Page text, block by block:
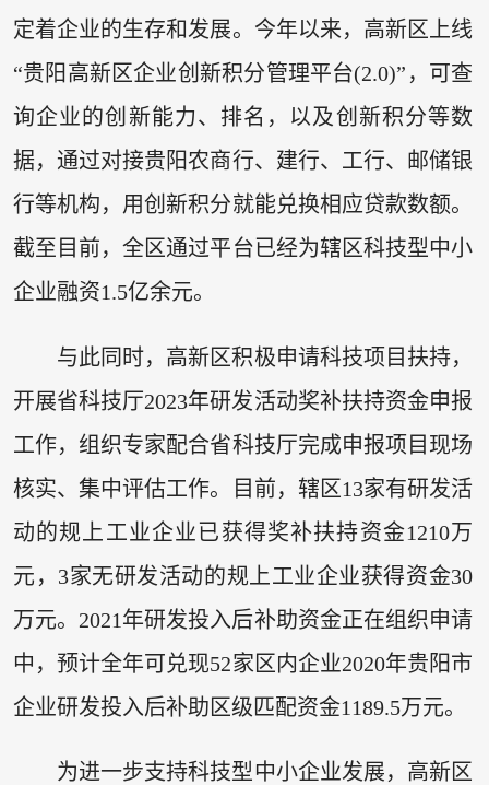
定着企业的生存和发展。今年以来，高新区上线
“贵阳高新区企业创新积分管理平台(2.0)”，可查
询企业的创新能力、排名，以及创新积分等数
据，通过对接贵阳农商行、建行、工行、邮储银
行等机构，用创新积分就能兑换相应贷款数额。
截至目前，全区通过平台已经为辖区科技型中小
企业融资1.5亿余元。
与此同时，高新区积极申请科技项目扶持，
开展省科技厅2023年研发活动奖补扶持资金申报
工作，组织专家配合省科技厅完成申报项目现场
核实、集中评估工作。目前，辖区13家有研发活
动的规上工业企业已获得奖补扶持资金1210万
元，3家无研发活动的规上工业企业获得资金30
万元。2021年研发投入后补助资金正在组织申请
中，预计全年可兑现52家区内企业2020年贵阳市
企业研发投入后补助区级匹配资金1189.5万元。
为进一步支持科技型中小企业发展，高新区